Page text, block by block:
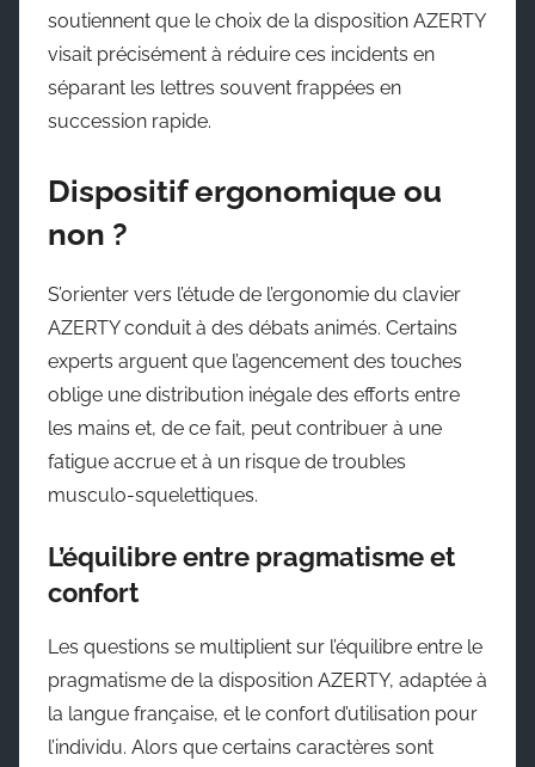
soutiennent que le choix de la disposition AZERTY
visait précisément à réduire ces incidents en
séparant les lettres souvent frappées en
succession rapide.
Dispositif ergonomique ou
non ?
S’orienter vers l’étude de l’ergonomie du clavier
AZERTY conduit à des débats animés. Certains
experts arguent que l’agencement des touches
oblige une distribution inégale des efforts entre
les mains et, de ce fait, peut contribuer à une
fatigue accrue et à un risque de troubles
musculo-squelettiques.
L’équilibre entre pragmatisme et
confort
Les questions se multiplient sur l’équilibre entre le
pragmatisme de la disposition AZERTY, adaptée à
la langue française, et le confort d’utilisation pour
l’individu. Alors que certains caractères sont